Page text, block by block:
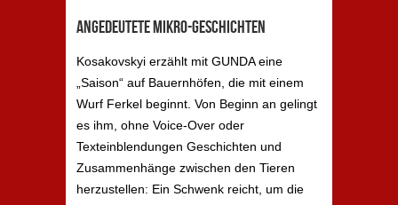
Angedeutete Mikro-Geschichten
Kosakovskyi erzählt mit GUNDA eine
„Saison“ auf Bauernhöfen, die mit einem
Wurf Ferkel beginnt. Von Beginn an gelingt
es ihm, ohne Voice-Over oder
Texteinblendungen Geschichten und
Zusammenhänge zwischen den Tieren
herzustellen: Ein Schwenk reicht, um die